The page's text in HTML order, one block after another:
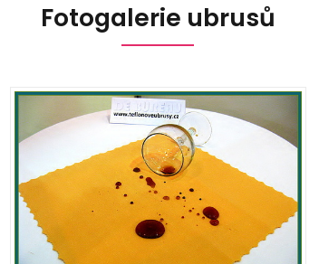
Fotogalerie ubrusů